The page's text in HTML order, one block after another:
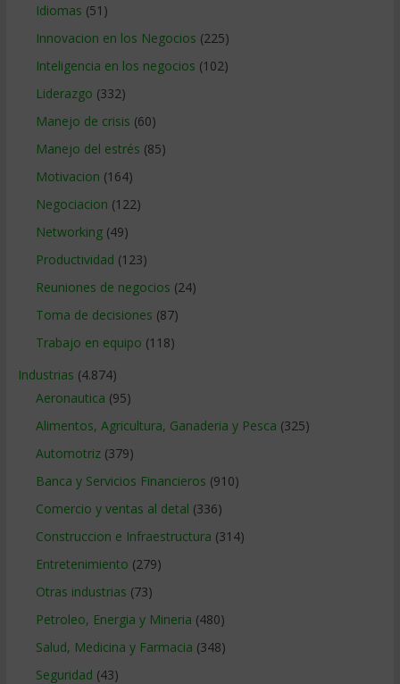
Idiomas (51)
Innovacion en los Negocios (225)
Inteligencia en los negocios (102)
Liderazgo (332)
Manejo de crisis (60)
Manejo del estrés (85)
Motivacion (164)
Negociacion (122)
Networking(49)
Productividad (123)
Reuniones de negocios (24)
Toma de decisiones (87)
Trabajo en equipo (118)
Industrias (4.874)
Aeronautica (95)
Alimentos, Agricultura, Ganaderia y Pesca (325)
Automotriz(379)
Banca y Servicios Financieros (910)
Comercio y ventas al detal (336)
Construccion e Infraestructura (314)
Entretenimiento (279)
Otras industrias (73)
Petroleo, Energia y Mineria (480)
Salud, Medicina y Farmacia (348)
Seguridad (43)